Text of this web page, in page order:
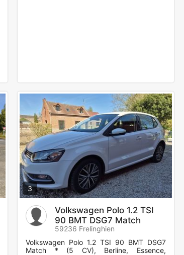
3
Volkswagen Polo 1.2 TSI
90 BMT DSG7 Match
59236 Frelinghien
Volkswagen Polo 1.2 TSI 90 BMT DSG7
Match * (5 CV), Berline, Essence,